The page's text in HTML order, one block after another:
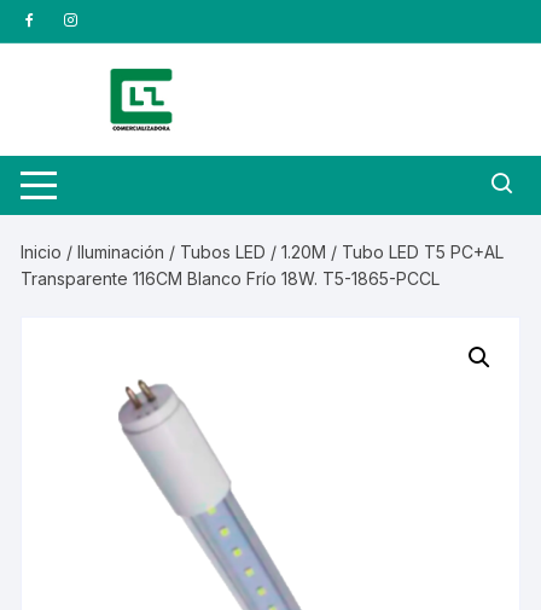
Saltar
al
Inicio /Iluminación / Tubos LED /1.20M / Tubo LED T5 PC+AL
Transparente 116CM Blanco Frío 18W. T5-1865-PCCL